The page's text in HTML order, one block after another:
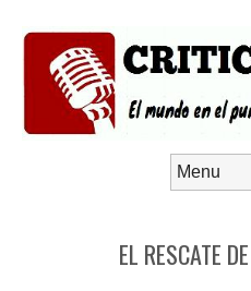
EL RESCATE